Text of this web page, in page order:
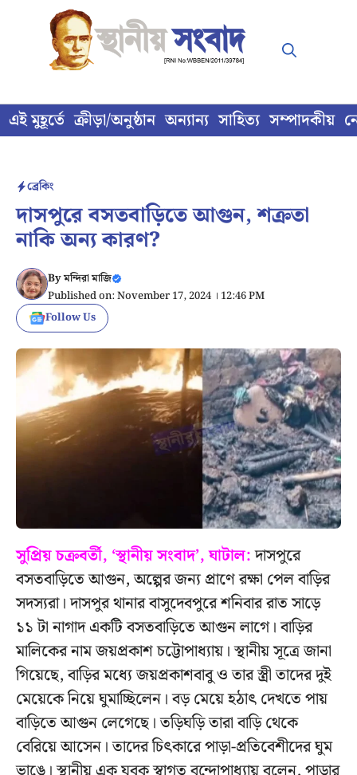
content
এই মুহূর্তে ক্রীড়া/অনুষ্ঠান অন্যান্য সাহিত্য সম্পাদকীয়
ব্রেকিং
দাসপুরে বসতবাড়িতে আগুন, শক্রতা
নাকি অন্য কারণ?
Byমন্দিরা মাজি
Published on: November 17, 2024 । 12:46 PM
Follow Us
সুপ্রিয় চক্রবর্তী, ‘স্থানীয় সংবাদ’, ঘাটাল:দাসপুরে
বসতবাড়িতে আগুন, অল্পের জন্য প্রাণে রক্ষা পেল বাড়ির
সদস্যরা। দাসপুর থানার বাসুদেবপুরে শনিবার রাত সাড়ে
১১ টা নাগাদ একটি বসতবাড়িতে আগুন লাগে। বাড়ির
মালিকের নাম জয়প্রকাশ চট্টোপাধ্যায়। স্থানীয় সূত্রে জানা
গিয়েছে, বাড়ির মধ্যে জয়প্রকাশবাবু ও তার স্ত্রী তাদের দুই
মেয়েকে নিয়ে ঘুমাচ্ছিলেন। বড় মেয়ে হঠাৎ দেখতে পায়
বাড়িতে আগুন লেগেছে। তড়িঘড়ি তারা বাড়ি থেকে
বেরিয়ে আসেন। তাদের চিৎকারে পাড়া-প্রতিবেশীদের ঘুম